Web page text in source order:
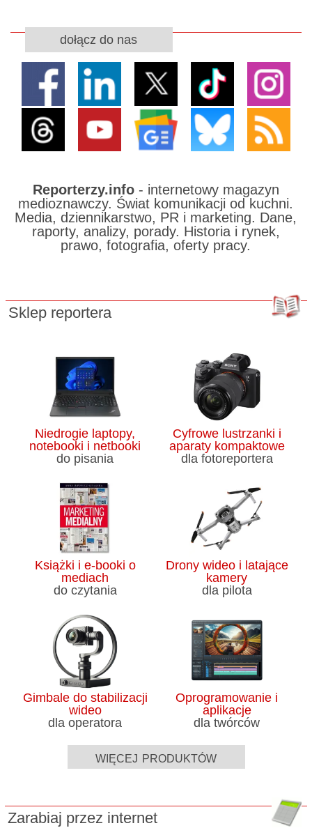
dołącz do nas
Reporterzy.info- internetowy magazyn
medioznawczy. Świat komunikacji od kuchni.
Media, dziennikarstwo, PR i marketing. Dane,
raporty, analizy, porady. Historia i rynek,
prawo, fotografia, oferty pracy.
Sklep reportera
Niedrogie laptopy,
notebooki i netbooki
do pisania
Cyfrowe lustrzanki i
aparaty kompaktowe
dla fotoreportera
Książki i e-booki o
mediach
do czytania
Drony wideo i latające
kamery
dla pilota
Gimbale do stabilizacji
wideo
dla operatora
Oprogramowanie i
aplikacje
dla twórców
więcej produktów
Zarabiaj przez internet